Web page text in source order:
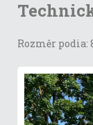
Rozměr podia: